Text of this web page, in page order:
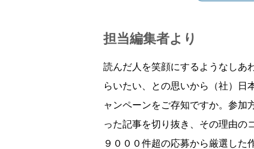
担当編集者より
読んだ人を笑顔にするようなしあ
らいたい、との思いから（社）
ャンペーンをご存知ですか。参加
った記事を切り抜き、その理由の
９０００件超の応募から厳選した